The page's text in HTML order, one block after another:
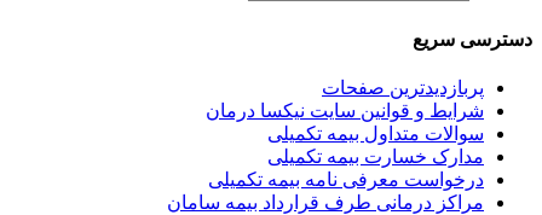
دسترسی سریع
پربازدیدترین صفحات
شرایط و قوانین سایت نیکسا درمان
سوالات متداول بیمه تکمیلی
مدارک خسارت بیمه تکمیلی
درخواست معرفی نامه بیمه تکمیلی
مراکز درمانی طرف قرارداد بیمه سامان